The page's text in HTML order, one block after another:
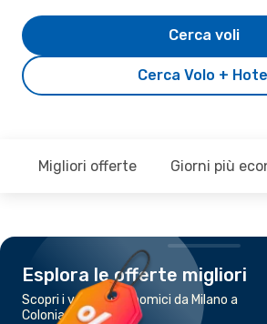
Cerca Volo +
Cerca voli
Migliori offerte Giorni più
Esplora le offerte migliori
Scopri i voli più economici da Milano a
Colonia